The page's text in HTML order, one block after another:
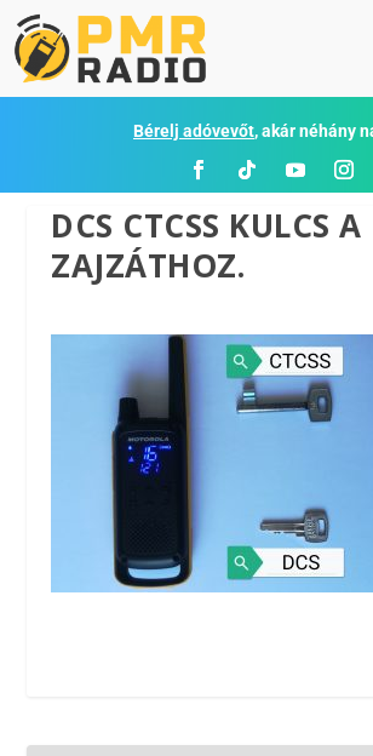
Bérelj adóvevőt, akár néhány
DCS CTCSS KULCS A
ZAJZÁTHOZ.